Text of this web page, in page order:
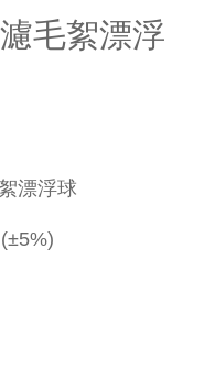
毛絮漂浮
漂浮球